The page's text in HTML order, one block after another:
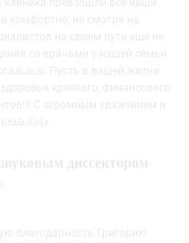
клиника превзошли все наши
комфортно, не смотря на
на своем пути ещё не
со врачами у нашей семьи
Пусть в вашей жизни
крепкого, финансового
С огромным уважением и
диссектором
благодарность Григорию